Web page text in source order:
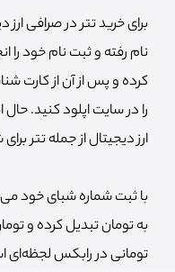
برای خرید تتر در صرافی
نام رفته و ثبت نام خود را
کرده و پس از آن از کارت
ارز دیجیتال از جمله تتر
با ثبت شماره شبای خود
به تومان تبدیل کرده و
تومانی در رابکس